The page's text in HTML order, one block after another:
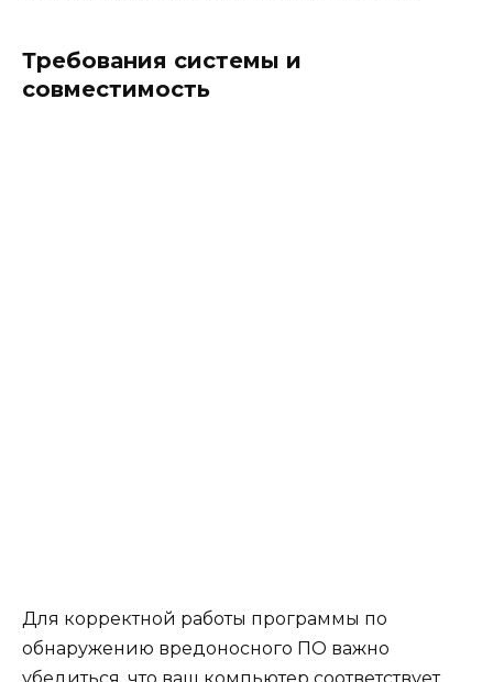
Требования системы и
совместимость
Для корректной работы программы по
обнаружению вредоносного ПО важно